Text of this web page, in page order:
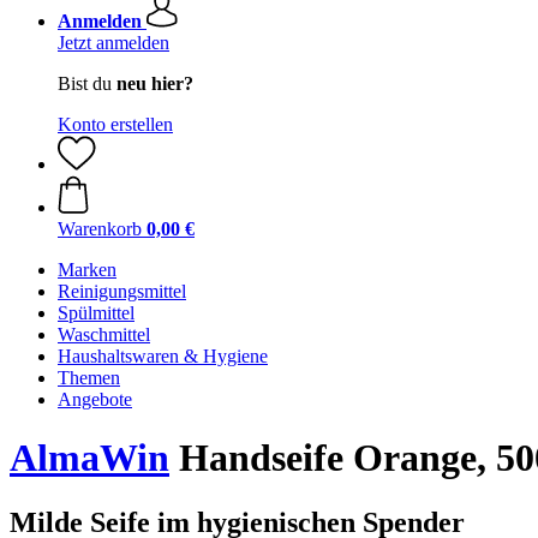
Anmelden
Jetzt anmelden
Bist du neu hier?
Konto erstellen
Warenkorb 0,00 €
Marken
Reinigungsmittel
Spülmittel
Waschmittel
Haushaltswaren & Hygiene
Themen
Angebote
AlmaWin Handseife Orange,
Milde Seife im hygienischen Spender